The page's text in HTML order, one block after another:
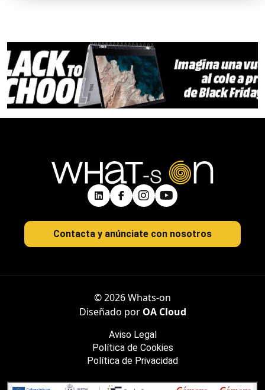
Contacta y anúnciate con nosotros
© 2026 Whats-on
Diseñado por OA Cloud
Aviso Legal
Política de Cookies
Política de Privacidad